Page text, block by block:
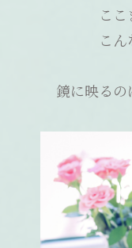
こ
こ
鏡に映る